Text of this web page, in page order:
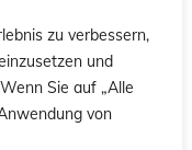
zu verbessern,
und
Sie auf „Alle
von